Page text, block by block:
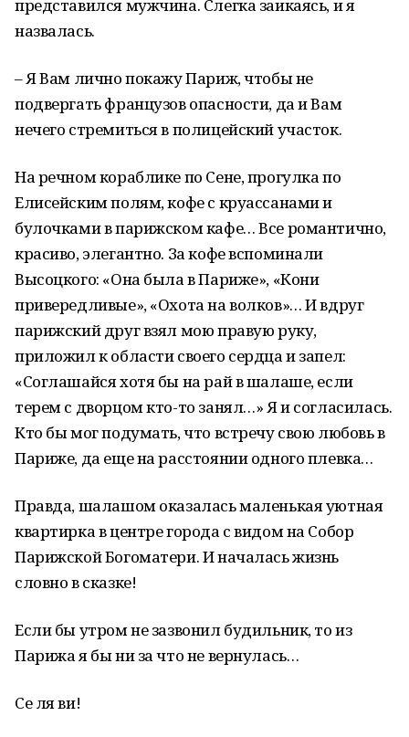
представился мужчина. Слегка заикаясь, и я
назвалась.
– Я Вам лично покажу Париж, чтобы не
подвергать французов опасности, да и Вам
нечего стремиться в полицейский участок.
На речном кораблике по Сене, прогулка по
Елисейским полям, кофе с круассанами и
булочками в парижском кафе… Все романтично,
красиво, элегантно. За кофе вспоминали
Высоцкого: «Она была в Париже», «Кони
привередливые», «Охота на волков»… И вдруг
парижский друг взял мою правую руку,
приложил к области своего сердца и запел:
«Соглашайся хотя бы на рай в шалаше, если
терем с дворцом кто-то занял…» Я и согласилась.
Кто бы мог подумать, что встречу свою любовь в
Париже, да еще на расстоянии одного плевка…
Правда, шалашом оказалась маленькая уютная
квартирка в центре города с видом на Собор
Парижской Богоматери. И началась жизнь
словно в сказке!
Если бы утром не зазвонил будильник, то из
Парижа я бы ни за что не вернулась…
Се ля ви!